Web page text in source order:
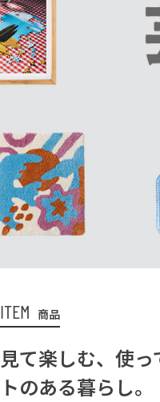
ITEM 商品
見て楽しむ、使
トのある暮らし。